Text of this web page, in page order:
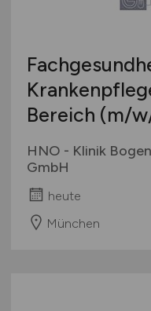
Bereich (m/
HNO - Klinik
GmbH
heute
München